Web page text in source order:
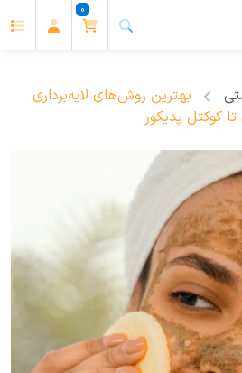
0
بهترین روش‌های لایه‌برداری
کوکتل پدیکور